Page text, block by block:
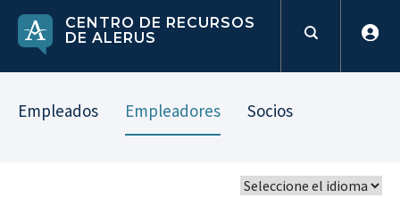
CENTRO DE RECURSOS
DE ALERUS
Empleados Empleadores Socios